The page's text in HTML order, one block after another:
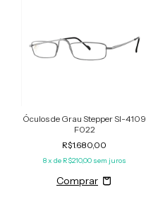
Óculos de Grau Stepper SI-4109
F022
R$1.680,00
8x de R$210,00 sem juros